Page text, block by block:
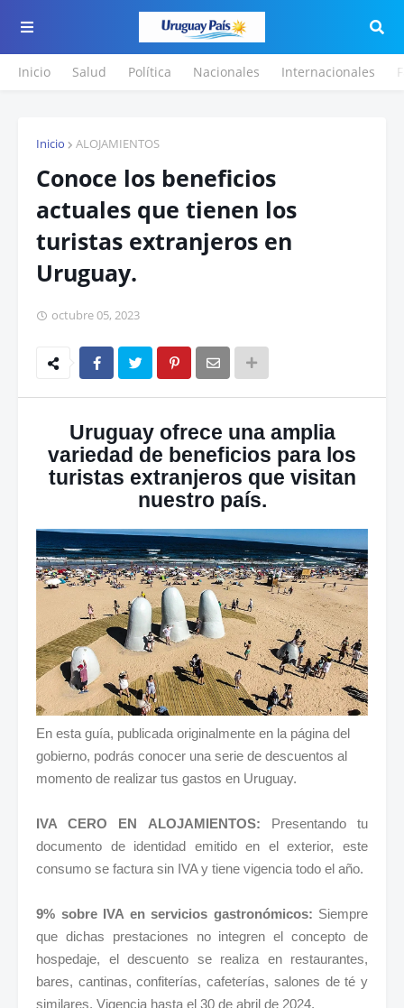
Inicio Salud Política Nacionales Internacionales
Inicio ALOJAMIENTOS
Conoce los beneficios
actuales que tienen los
turistas extranjeros en
Uruguay.
octubre 05, 2023
Uruguay ofrece una amplia
variedad de beneficios para los
turistas extranjeros que visitan
nuestro país.
En esta guía, publicada originalmente en la página del
gobierno, podrás conocer una serie de descuentos al
momento de realizar tus gastos en Uruguay.
IVA CERO EN ALOJAMIENTOS: Presentando tu
documento de identidad emitido en el exterior, este
consumo se factura sin IVA y tiene vigencia todo el año.
9% sobre IVA en servicios gastronómicos: Siempre
que dichas prestaciones no integren el concepto de
hospedaje, el descuento se realiza en restaurantes,
bares, cantinas, confiterías, cafeterías, salones de té y
similares. Vigencia hasta el 30 de abril de 2024.